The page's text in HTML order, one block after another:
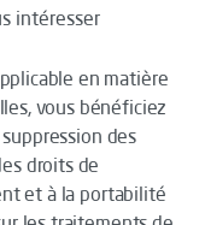
intéresser
en matière
vous bénéficiez
des
droits de
et à la portabilité